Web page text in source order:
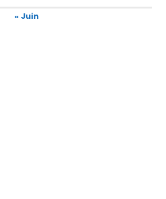
« Juin